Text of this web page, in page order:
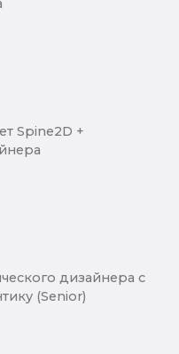
Spine2D +
дизайнера с
(Senior)